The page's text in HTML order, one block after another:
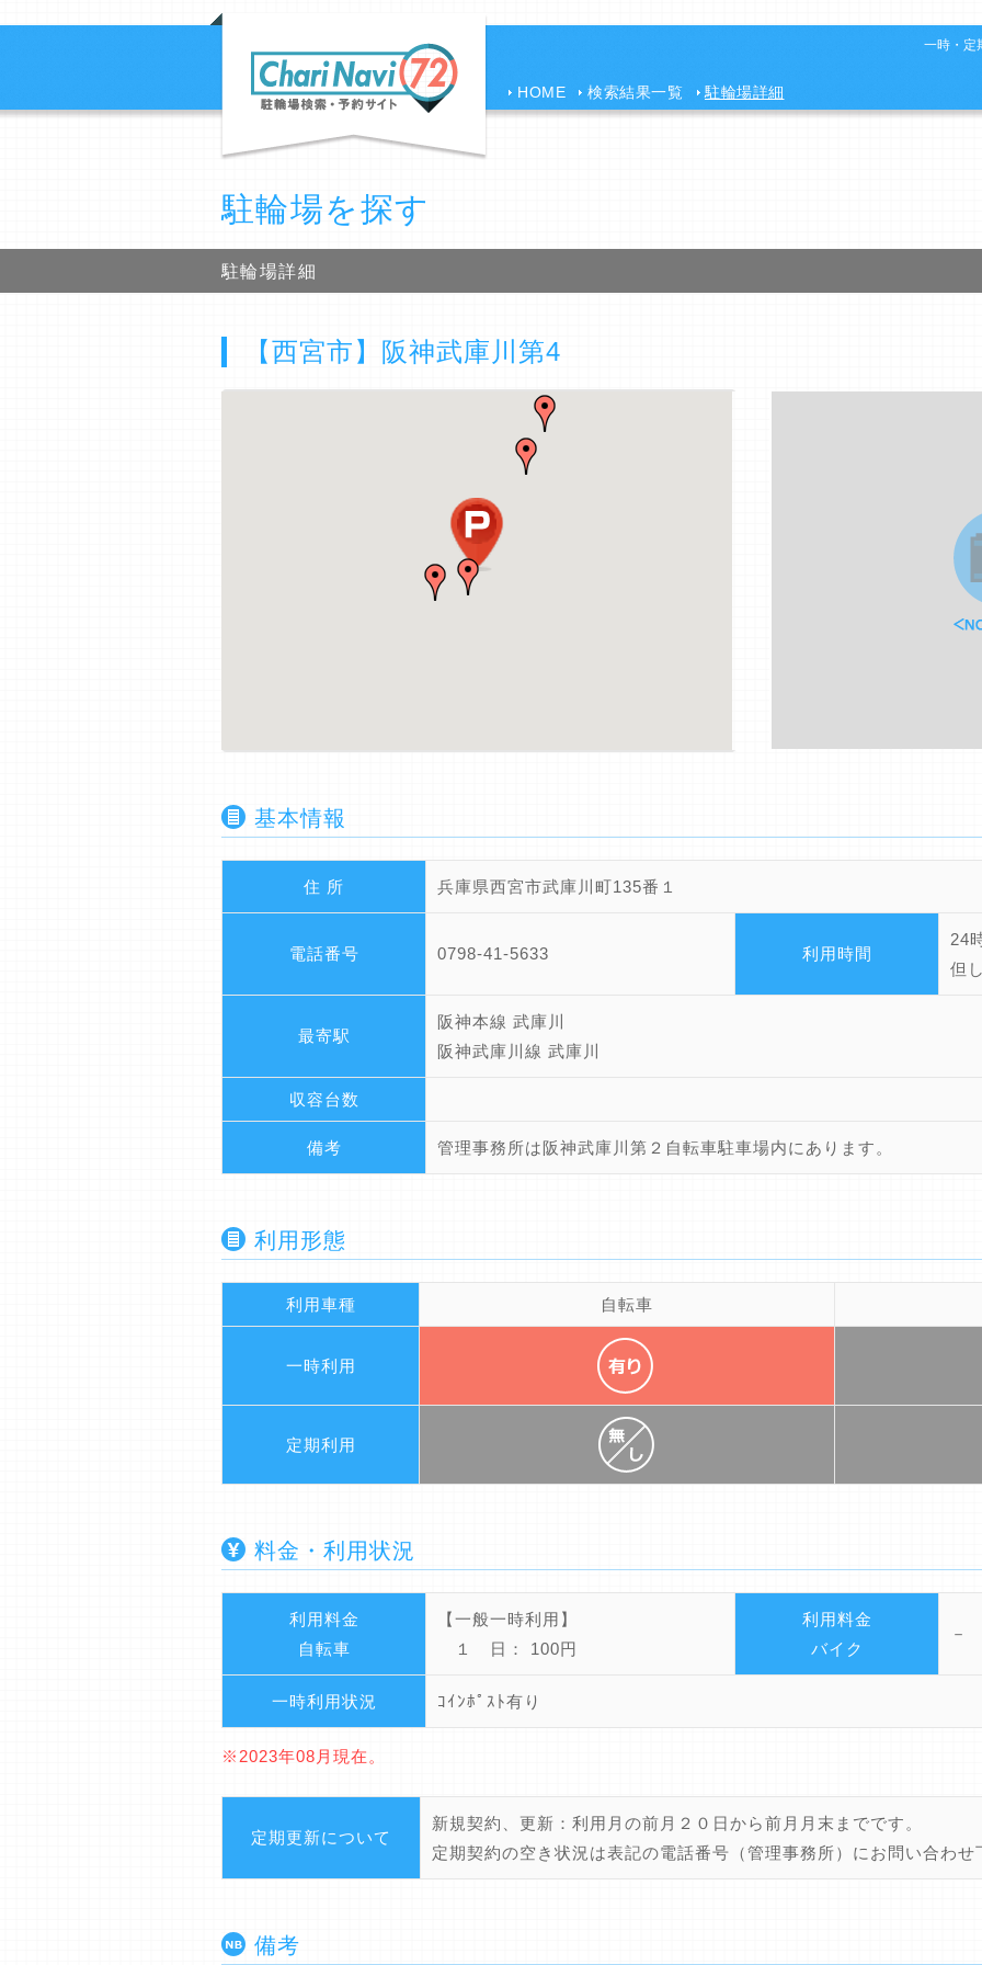
一時・定
HOME 検索結果一覧 駐輪場詳細
駐輪場を探す
駐輪場詳細
【西宮市】阪神武庫川第4
基本情報
住 所 兵庫県西宮市武庫川町135番１
電話番号 0798-41-5633 利用時間
24
但
最寄駅
阪神本線 武庫川
阪神武庫川線 武庫川
収容台数
備考 管理事務所は阪神武庫川第２自転車駐車場内にあります。
利用形態
利用車種 自転車
一時利用
定期利用
料金・利用状況
利用料金
自転車
【一般一時利用】
１ 日： 100円
利用料金
バイク
－
一時利用状況 ｺｲﾝﾎﾟｽﾄ有り
※2023年08月現在。
定期更新について
新規契約、更新：利用月の前月２０日から前月月末までです。
定期契約の空き状況は表記の電話番号（管理事務所）にお問い合わせ
備考